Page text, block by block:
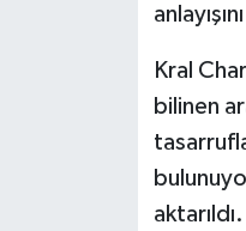
Kral
bilinen
aktarıldı.